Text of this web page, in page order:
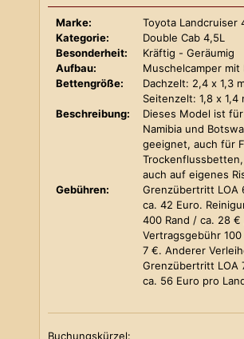
Marke:
Toyota Landcruiser
Kategorie:
Double Cab 4,5L
Besonderheit:
Kräftig - Geräumig
Aufbau:
Muschelcamper mit
Bettengröße:
Dachzelt: 2,4 x 1,3
Seitenzelt: 1,8 x 1,4
Beschreibung:
Dieses Model ist
Namibia und
geeignet, auch für
auch auf eigenes
Gebühren:
Grenzübertritt LOA
ca. 42 Euro.
400 Rand / ca. 28 €
Vertragsgebühr 100
7 €. Anderer
Grenzübertritt LOA
ca. 56 Euro pro
Buchungskürzel: